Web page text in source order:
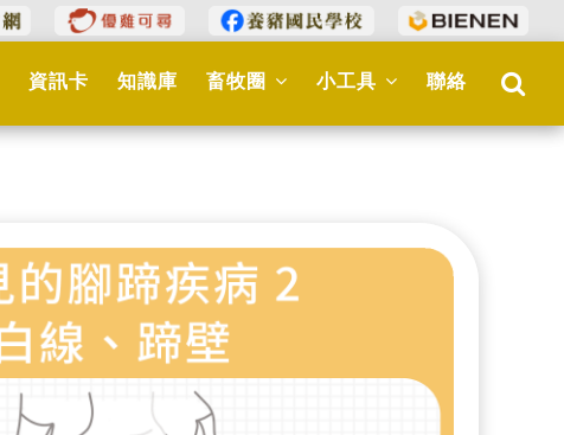
資訊卡 知識庫 畜牧圈 小工具 聯絡